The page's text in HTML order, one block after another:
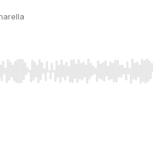
to seek, Home/End to jump